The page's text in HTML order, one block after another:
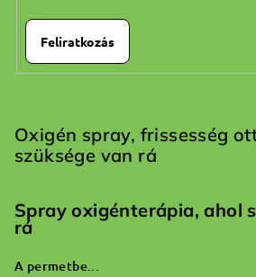
Feliratkozás
Oxigén spray, frissesség
szüksége van rá
Spray oxigénterápia, ahol
rá
A permetbe...